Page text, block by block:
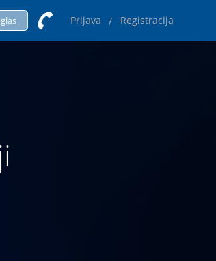
Prijava / Registracija